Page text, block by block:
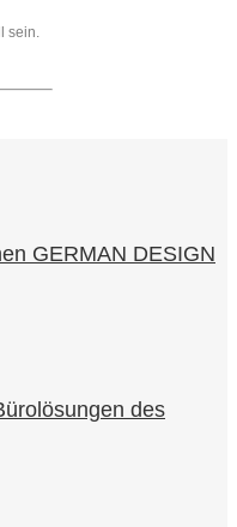
sein.
GERMAN DESIGN
des